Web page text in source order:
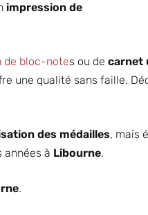
impression de
de bloc-notes ou de carnet
une qualité sans faille.
des médailles, mais
années à Libourne.
.